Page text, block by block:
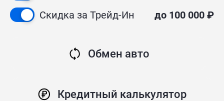
Скидка за Трейд-Ин
до 100 000 ₽
Обмен авто
Кредитный калькулятор